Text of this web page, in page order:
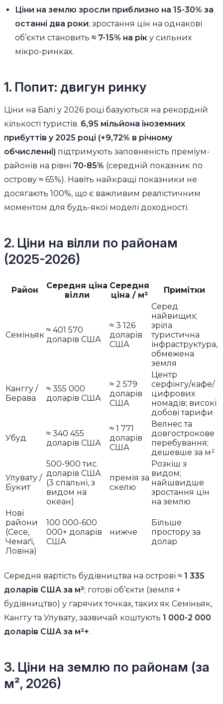
Ціни на землю зросли приблизно на 15-30% за
останні два роки; зростання цін на однакові
об’єкти становить≈ 7-15% на рік у сильних
мікро-ринках.
1. Попит: двигун ринку
Ціни на Балі у 2026 році базуються на рекордній
кількості туристів. 6,95 мільйона іноземних
прибуттів у 2025 році (+9,72% в річному
обчисленні) підтримують заповненість преміум-
районів на рівні 70-85% (середній показник по
острову ≈ 65%). Навіть найкращі показники не
досягають 100%, що є важливим реалістичним
моментом для будь-якої моделі доходності.
2. Ціни на вілли по районам
(2025-2026)
Район
Середня ціна
вілли
Середня
ціна / м²
Примітки
Семіньяк
≈ 401 570
доларів США
≈ 3 126
доларів
США
Серед
найвищих;
зріла
туристична
інфраструктура,
обмежена
земля
Канггу /
Берава
≈ 355 000
доларів США
≈ 2 579
доларів
США
Центр
серфінгу/кафе/
цифрових
номадів; високі
добові тарифи
Убуд
≈ 340 455
доларів США
≈ 1 771
доларів
США
Велнес та
довгострокове
перебування;
дешевше за м²
Улувату /
Букит
500-900 тис.
доларів США
(3 спальні, з
видом на
океан)
премія за
скелю
Розкіш з
видом;
найшвидше
зростання цін
на землю
Нові
райони
(Сесе,
Чемаґі,
Ловіна)
100 000-600
000+ доларів
США
нижче
Більше
простору за
долар
Середня вартість будівництва на острові ≈ 1 335
доларів США за м²; готові об’єкти (земля +
будівництво) у гарячих точках, таких як Семіньяк,
Канггу та Улувату, зазвичай коштують 1 000-2 000
доларів США за м²+.
3. Ціни на землю по районам (за
м², 2026)